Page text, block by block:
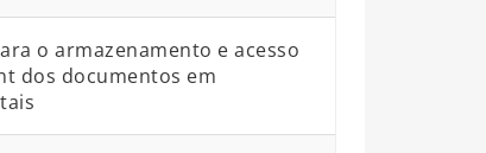
o armazenamento e acesso
dos documentos em